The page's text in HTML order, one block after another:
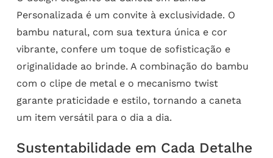
Personalizada é um convite à exclusividade. O
bambu natural, com sua textura única e cor
vibrante, confere um toque de sofisticação e
originalidade ao brinde. A combinação do bambu
com o clipe de metal e o mecanismo twist
garante praticidade e estilo, tornando a caneta
um item versátil para o dia a dia.
Sustentabilidade em Cada Detalhe